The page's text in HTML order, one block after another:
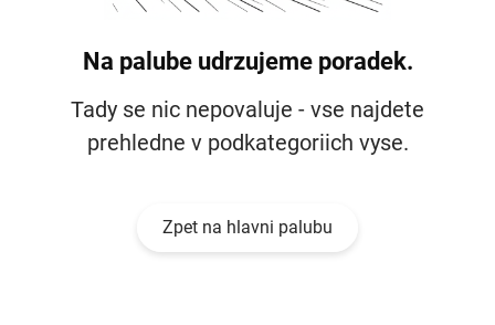
Na palube udrzujeme poradek.
Tady se nic nepovaluje - vse najdete
prehledne v podkategoriich vyse.
Zpet na hlavni palubu